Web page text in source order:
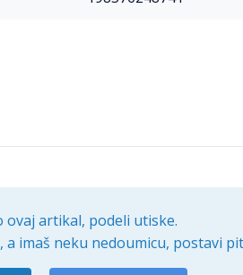
ovaj artikal, podeli utiske.
imaš neku nedoumicu, postavi